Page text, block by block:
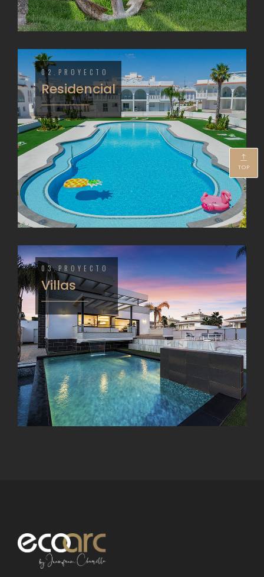
02.PROYECTO
Residencial
03.PROYECTO
Villas
TOP